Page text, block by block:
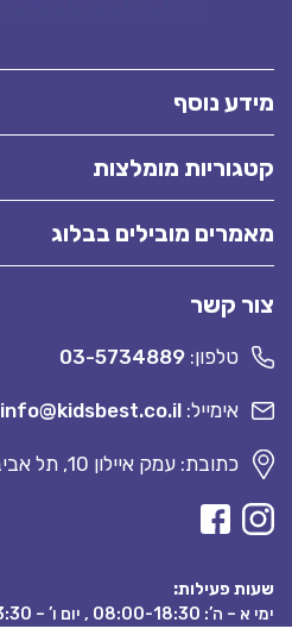
מידע נוסף
קטגוריות מומלצות
מאמרים מובילים בבלוג
צור קשר
טלפון: 03-5734889
אימייל: info@kidsbest.co.il
כתובת: עמק איילון 10, תל אביב.
שעות פעילות:
ימי א – ה’: 08:00-18:30 , יום ו’ – 08:00-13:30